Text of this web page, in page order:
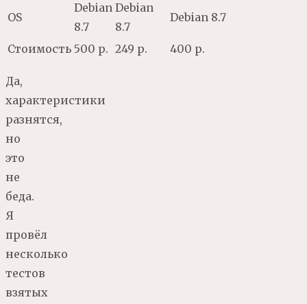
OS
Debian
8.7
Debian
8.7
Debian 8.7
Стоимость 500 р. 249 р. 400 р.
Да,
характеристики
разнятся,
но
это
не
беда.
Я
провёл
несколько
тестов
взятых